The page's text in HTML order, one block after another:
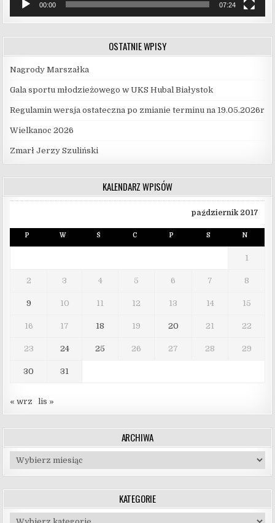
00:00 07:24
OSTATNIE WPISY
Nagrody Marszałka
Gala sportu młodzieżowego w UKS Hubal Białystok
Regulamin wersja ostateczna po zmianie terminu na 19.05.2026r
Wielkanoc 2026
Zmarł Jerzy Szuliński
KALENDARZ WPISÓW
październik 2017
P W Ś C P S N
1
2 3 4 5 6 7 8
9 10 11 12 13 14 15
16 17 18 19 20 21 22
23 24 25 26 27 28 29
30 31
« wrz lis »
ARCHIWA
Archiwa
KATEGORIE
Kategorie